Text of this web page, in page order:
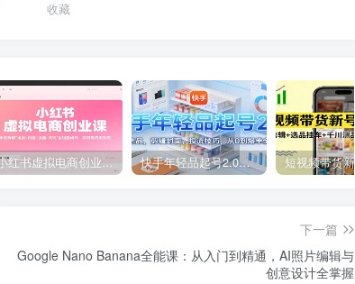
收藏
小红书虚拟电商创业课，系统拆解选品-内容-流量-变现，实现零成本变现 快手年轻品起号2.0：养号选品，剪辑封面，投流技巧，从0到爆单全流程
下一篇
Google Nano Banana全能课：从入门到精通，AI照片编辑与
创意设计全掌握